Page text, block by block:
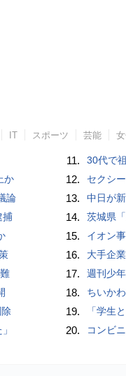
IT スポーツ 芸能
か
論
捕
11. 30代で
12. セクシ
13. 中日が
14. 茨城県
15. イオン
16. 大手企
17. 週刊少
18. ちいか
19. 「学生
20. コンビ